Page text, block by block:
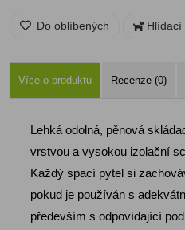
Do oblíbených Hlídací
Více o produktu Recenze (0)
Lehká odolná, pěnová
vrstvou a vysokou izolační
Každý spací pytel si
pokud je používán s
především s odpovídající